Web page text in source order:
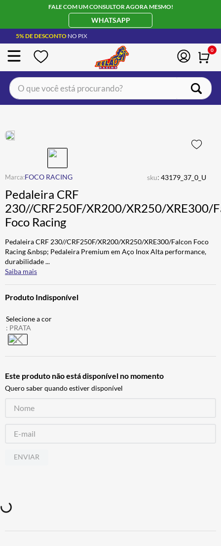
FALE COM UM CONSULTOR AGORA MESMO!
WHATSAPP
5% DE DESCONTO NO PIX
0
O que você está procurando?
FOCO RACING sku: 43179_37_0_U
Pedaleira CRF
230//CRF250F/XR200/XR250/XRE300/
Foco Racing
Pedaleira CRF 230//CRF250F/XR200/XR250/XRE300/Falcon Foco
Racing &nbsp; Pedaleira Premium em Aço Inox Alta performance,
durabilidade...
Saiba mais
Produto Indisponível
: PRATA
Este produto não está disponível no momento
Quero saber quando estiver disponível
ENVIAR
JAQUETA
4º ÓCULOS SOLAR
5º LUVA
6º BAU
7º ALPINESTAR
8º AIROH
9º CALÇA